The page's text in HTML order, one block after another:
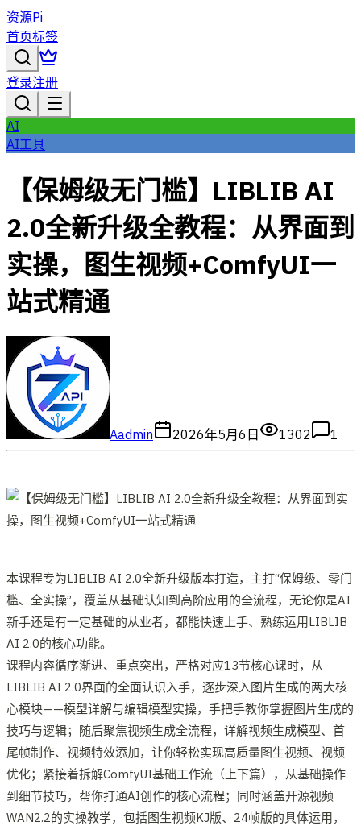
资源Pi
首页标签
登录注册
AI
AI工具
【保姆级无门槛】LIBLIB AI
2.0全新升级全教程：从界面到
实操，图生视频+ComfyUI一
站式精通
Aadmin 2026年5月6日 1302 1
本课程专为LIBLIB AI 2.0全新升级版本打造，主打“保姆级、零门
槛、全实操”，覆盖从基础认知到高阶应用的全流程，无论你是AI
新手还是有一定基础的从业者，都能快速上手、熟练运用LIBLIB
AI 2.0的核心功能。​
课程内容循序渐进、重点突出，严格对应13节核心课时，从
LIBLIB AI 2.0界面的全面认识入手，逐步深入图片生成的两大核
心模块——模型详解与编辑模型实操，手把手教你掌握图片生成的
技巧与逻辑；随后聚焦视频生成全流程，详解视频生成模型、首
尾帧制作、视频特效添加，让你轻松实现高质量图生视频、视频
优化；紧接着拆解ComfyUI基础工作流（上下篇），从基础操作
到细节技巧，帮你打通AI创作的核心流程；同时涵盖开源视频
WAN2.2的实操教学，包括图生视频KJ版、24帧版的具体运用，